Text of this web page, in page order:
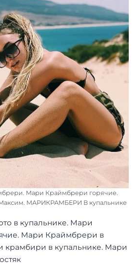
Мари Краймбрери горячие.
МАРИКРАМБЕРИ В купальнике